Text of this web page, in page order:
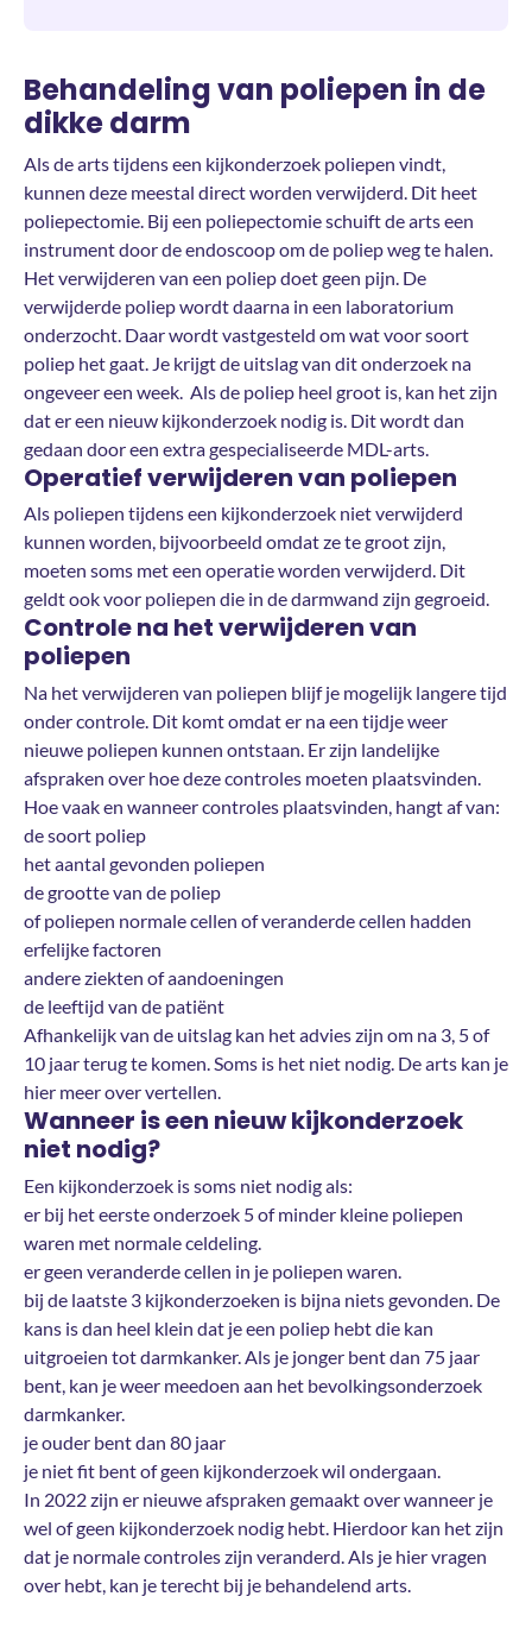
Behandeling van poliepen in de
dikke darm
Als de arts tijdens een kijkonderzoek poliepen vindt,
kunnen deze meestal direct worden verwijderd. Dit heet
poliepectomie. Bij een poliepectomie schuift de arts een
instrument door de endoscoop om de poliep weg te halen.
Het verwijderen van een poliep doet geen pijn. De
verwijderde poliep wordt daarna in een laboratorium
onderzocht. Daar wordt vastgesteld om wat voor soort
poliep het gaat. Je krijgt de uitslag van dit onderzoek na
ongeveer een week. Als de poliep heel groot is, kan het zijn
dat er een nieuw kijkonderzoek nodig is. Dit wordt dan
gedaan door een extra gespecialiseerde MDL-arts.
Operatief verwijderen van poliepen
Als poliepen tijdens een kijkonderzoek niet verwijderd
kunnen worden, bijvoorbeeld omdat ze te groot zijn,
moeten soms met een operatie worden verwijderd. Dit
geldt ook voor poliepen die in de darmwand zijn gegroeid.
Controle na het verwijderen van
poliepen
Na het verwijderen van poliepen blijf je mogelijk langere tijd
onder controle. Dit komt omdat er na een tijdje weer
nieuwe poliepen kunnen ontstaan. Er zijn landelijke
afspraken over hoe deze controles moeten plaatsvinden.
Hoe vaak en wanneer controles plaatsvinden, hangt af van:
de soort poliep
het aantal gevonden poliepen
de grootte van de poliep
of poliepen normale cellen of veranderde cellen hadden
erfelijke factoren
andere ziekten of aandoeningen
de leeftijd van de patiënt
Afhankelijk van de uitslag kan het advies zijn om na 3, 5 of
10 jaar terug te komen. Soms is het niet nodig. De arts kan je
hier meer over vertellen.
Wanneer is een nieuw kijkonderzoek
niet nodig?
Een kijkonderzoek is soms niet nodig als:
er bij het eerste onderzoek 5 of minder kleine poliepen
waren met normale celdeling.
er geen veranderde cellen in je poliepen waren.
bij de laatste 3 kijkonderzoeken is bijna niets gevonden. De
kans is dan heel klein dat je een poliep hebt die kan
uitgroeien tot darmkanker. Als je jonger bent dan 75 jaar
bent, kan je weer meedoen aan het bevolkingsonderzoek
darmkanker.
je ouder bent dan 80 jaar
je niet fit bent of geen kijkonderzoek wil ondergaan.
In 2022 zijn er nieuwe afspraken gemaakt over wanneer je
wel of geen kijkonderzoek nodig hebt. Hierdoor kan het zijn
dat je normale controles zijn veranderd. Als je hier vragen
over hebt, kan je terecht bij je behandelend arts.